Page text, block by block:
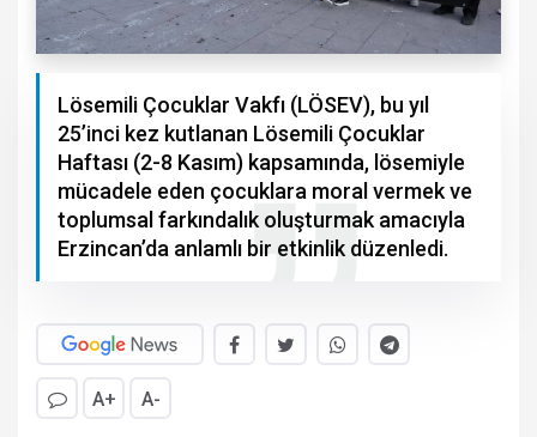
Lösemili Çocuklar Vakfı (LÖSEV), bu yıl
25’inci kez kutlanan Lösemili Çocuklar
Haftası (2-8 Kasım) kapsamında, lösemiyle
mücadele eden çocuklara moral vermek ve
toplumsal farkındalık oluşturmak amacıyla
Erzincan’da anlamlı bir etkinlik düzenledi.
A+ A-